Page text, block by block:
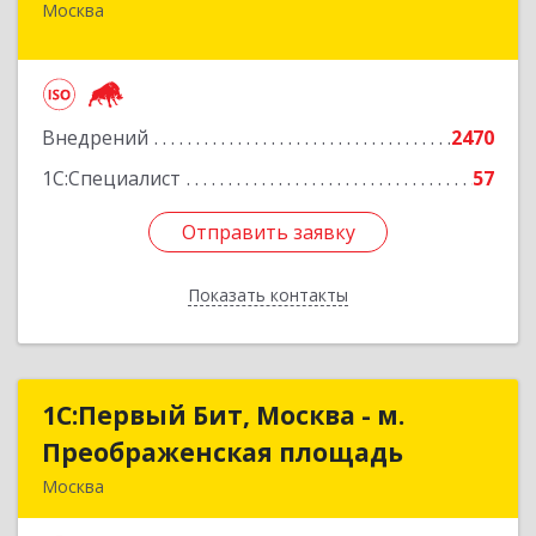
Москва
Внедрений
2470
1С:Специалист
57
Отправить заявку
Показать контакты
Отправить заявку
Назад
1С:Первый Бит, Москва - м.
Преображенская площадь
Москва
1С:Первый Бит, Москва - м.
Преображенская площадь